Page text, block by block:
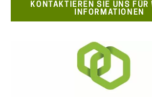
KONTAKTIEREN SIE UNS FÜR
INFORMATIONEN